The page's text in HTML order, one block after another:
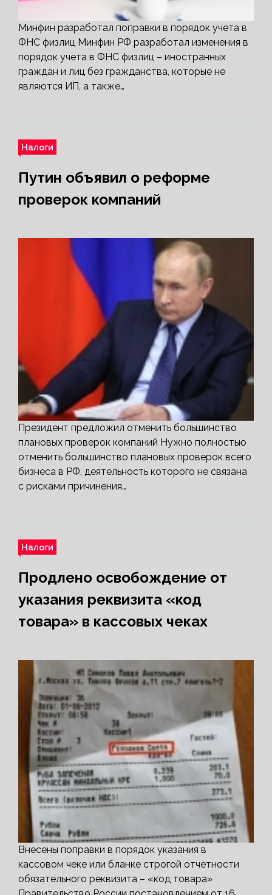
Минфин разработал поправки в порядок учета в
ФНС физлиц Минфин РФ разработал изменения в
порядок учета в ФНС физлиц – иностранных
граждан и лиц без гражданства, которые не
являются ИП, а также…
Налоги
Путин объявил о реформе
проверок компаний
Президент предложил отменить большинство
плановых проверок компаний Нужно полностью
отменить большинство плановых проверок всего
бизнеса в РФ, деятельность которого не связана
с рисками причинения…
Налоги
Продлено освобождение от
указания реквизита «код
товара» в кассовых чеках
Внесены поправки в порядок указания в
кассовом чеке или бланке строгой отчетности
обязательного реквизита – «код товара»